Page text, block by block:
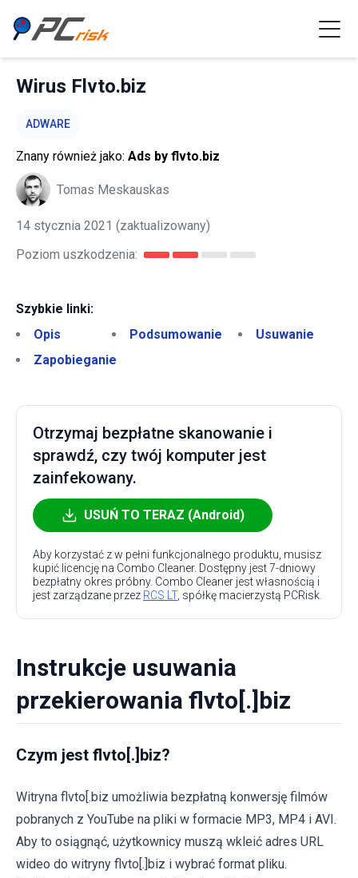
Wirus Flvto.biz
ADWARE
Znany również jako: Ads by flvto.biz
Tomas Meskauskas
14 stycznia 2021 (zaktualizowany)
Poziom uszkodzenia:
Szybkie linki:
Opis
Podsumowanie
Usuwanie
Zapobieganie
Otrzymaj bezpłatne skanowanie i
sprawdź, czy twój komputer jest
zainfekowany.
USUŃ TO TERAZ (Android)
Aby korzystać z w pełni funkcjonalnego produktu, musisz
kupić licencję na Combo Cleaner. Dostępny jest 7-dniowy
bezpłatny okres próbny. Combo Cleaner jest własnością i
jest zarządzane przez RCS LT, spółkę macierzystą PCRisk.
Instrukcje usuwania
przekierowania flvto[.]biz
Czym jest flvto[.]biz?
Witryna flvto[.biz umożliwia bezpłatną konwersję filmów
pobranych z YouTube na pliki w formacie MP3, MP4 i AVI.
Aby to osiągnąć, użytkownicy muszą wkleić adres URL
wideo do witryny flvto[.]biz i wybrać format pliku.